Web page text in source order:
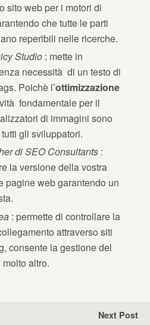
sito web per i motori di
che tutte le parti
reperibili nelle ricerche.
Studio : mette in
necessità di un testo di
Poichè l’ottimizzazione
fondamentale per il
di immagini sono
gli sviluppatori.
di SEO Consultants :
la versione della vostra
pagine web garantendo un
: permette di controllare la
attraverso siti
consente la gestione del
altro.
Next Post